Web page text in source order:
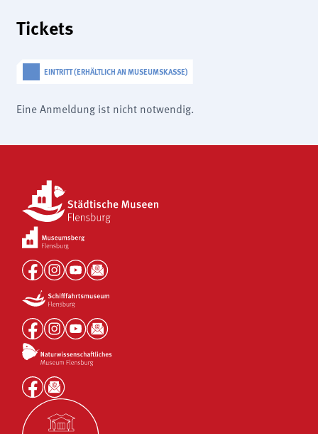
Tickets
EINTRITT (ERHÄLTLICH AN MUSEUMSKASSE)
Eine Anmeldung ist nicht notwendig.